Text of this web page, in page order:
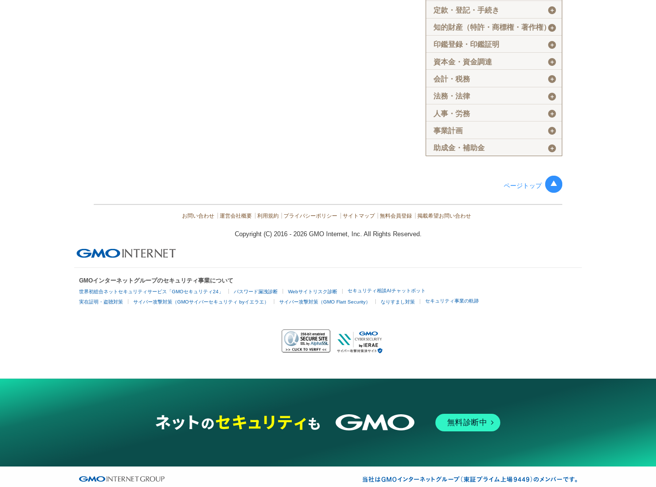
定款・登記・手続き ＋
知的財産（特許・商標権・著作権）＋
印鑑登録・印鑑証明 ＋
資本金・資金調達 ＋
会計・税務 ＋
法務・法律 ＋
人事・労務 ＋
事業計画 ＋
助成金・補助金 ＋
ページトップ
お問い合わせ 運営会社概要 利用規約 プライバシーポリシー サイトマップ 無料会員登録 掲載希望お問い合わせ
Copyright (C) 2016 - 2026 GMO Internet, Inc. All Rights Reserved.
GMOインターネットグループのセキュリティ事業について
世界初総合ネットセキュリティサービス「GMOセキュリティ24」 パスワード漏洩診断 Webサイトリスク診断 セキュリティ相談AIチャットボット
実在証明・盗聴対策 サイバー攻撃対策（GMOサイバーセキュリティ byイエラエ） サイバー攻撃対策（GMO Flatt Security） なりすまし対策 セキュリティ事業の軌跡
無料診断中